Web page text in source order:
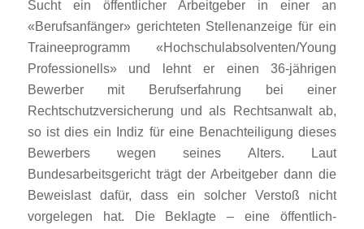
Sucht ein öffentlicher Arbeitgeber in einer an
«Berufsanfänger» gerichteten Stellenanzeige für ein
Traineeprogramm «Hochschulabsolventen/Young
Professionells» und lehnt er einen 36-jährigen
Bewerber mit Berufserfahrung bei einer
Rechtschutzversicherung und als Rechtsanwalt ab,
so ist dies ein Indiz für eine Benachteiligung dieses
Bewerbers wegen seines Alters. Laut
Bundesarbeitsgericht trägt der Arbeitgeber dann die
Beweislast dafür, dass ein solcher Verstoß nicht
vorgelegen hat. Die Beklagte – eine öffentlich-